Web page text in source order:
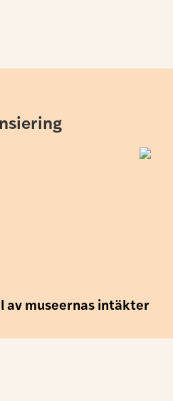
av museernas intäkter